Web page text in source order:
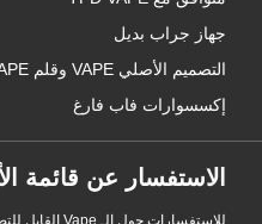
الأسعار